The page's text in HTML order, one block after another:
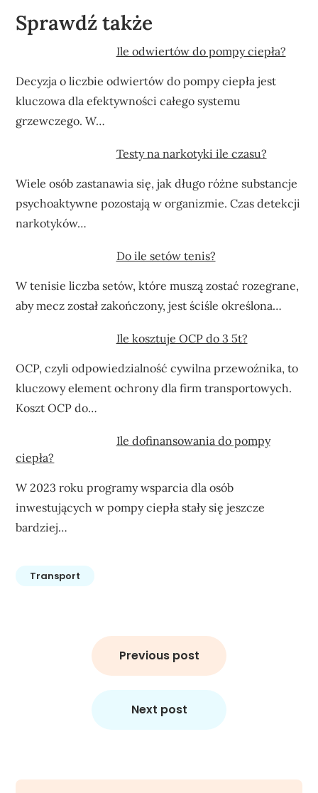
Sprawdź także
Ile odwiertów do pompy ciepła?
Decyzja o liczbie odwiertów do pompy ciepła jest
kluczowa dla efektywności całego systemu
grzewczego. W…
Testy na narkotyki ile czasu?
Wiele osób zastanawia się, jak długo różne substancje
psychoaktywne pozostają w organizmie. Czas detekcji
narkotyków…
Do ile setów tenis?
W tenisie liczba setów, które muszą zostać rozegrane,
aby mecz został zakończony, jest ściśle określona…
Ile kosztuje OCP do 3 5t?
OCP, czyli odpowiedzialność cywilna przewoźnika, to
kluczowy element ochrony dla firm transportowych.
Koszt OCP do…
Ile dofinansowania do pompy
ciepła?
W 2023 roku programy wsparcia dla osób
inwestujących w pompy ciepła stały się jeszcze
bardziej…
Transport
Previous post
Next post